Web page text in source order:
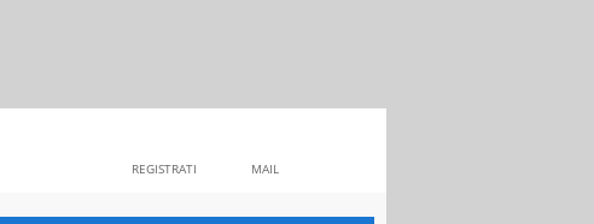
MAIL
REGISTRATI